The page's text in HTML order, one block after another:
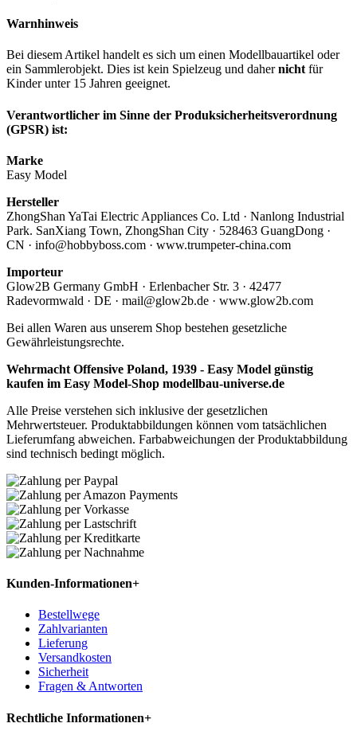
Warnhinweis
Bei diesem Artikel handelt es sich um einen Modellbauartikel oder
ein Sammlerobjekt. Dies ist kein Spielzeug und dahernicht für
Kinder unter 15 Jahren geeignet.
Verantwortlicher im Sinne der Produksicherheitsverordnung
(GPSR) ist:
Marke
Easy Model
Hersteller
ZhongShan YaTai Electric Appliances Co. Ltd · Nanlong Industrial
Park. SanXiang Town, ZhongShan City · 528463 GuangDong ·
CN · info@hobbyboss.com · www.trumpeter-china.com
Importeur
Glow2B Germany GmbH · Erlenbacher Str. 3 · 42477
Radevormwald · DE · mail@glow2b.de · www.glow2b.com
Bei allen Waren aus unserem Shop bestehen gesetzliche
Gewährleistungsrechte.
Wehrmacht Offensive Poland, 1939 - Easy Model günstig
kaufen im Easy Model-Shop modellbau-universe.de
Alle Preise verstehen sich inklusive der gesetzlichen
Mehrwertsteuer. Produktabbildungen können vom tatsächlichen
Lieferumfang abweichen. Farbabweichungen der Produktabbildung
sind technisch bedingt möglich.
Kunden-Informationen+
Bestellwege
Zahlvarianten
Lieferung
Versandkosten
Sicherheit
Fragen & Antworten
Rechtliche Informationen+